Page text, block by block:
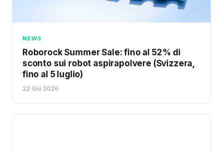
NEWS
Roborock Summer Sale: fino al 52% di
sconto sui robot aspirapolvere (Svizzera,
fino al 5 luglio)
22 Giu 2026